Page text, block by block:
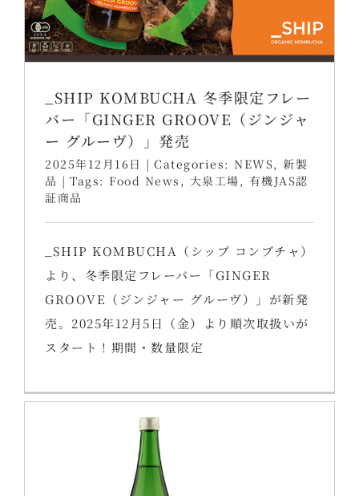
_SHIP KOMBUCHA 冬季限定フレー
バー「GINGER GROOVE（ジンジャ
ー グルーヴ）」発売
2025年12月16日 | Categories: NEWS, 新製
品 | Tags: Food News , 大泉工場 , 有機JAS認
証商品
_SHIP KOMBUCHA（シップ コンブチャ）
より、冬季限定フレーバー「GINGER
GROOVE（ジンジャー グルーヴ）」が新発
売。2025年12月5日（金）より順次取扱いが
スタート！期間・数量限定